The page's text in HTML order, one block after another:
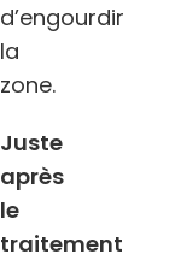
d’engourdir
la
zone.
Juste
après
le
traitement